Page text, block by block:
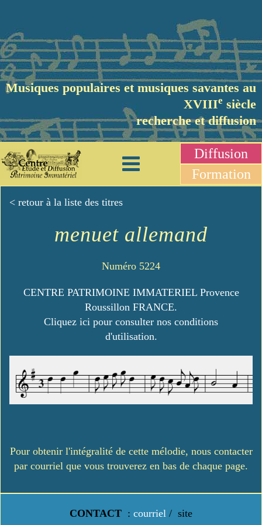
Musiques populaires et musiques savantes au
XVIIIe siècle
recherche et diffusion
Diffusion
Formation
< retour à la liste des titres
menuet allemand
Numéro 5224
CENTRE PATRIMOINE IMMATERIEL Provence
Roussillon FRANCE.
Cliquez ici pour consulter nos conditions
d'utilisation.
Pour obtenir l'intégralité de cette mélodie, nous contacter
par courriel que vous trouverez en bas de chaque page.
CONTACT : courriel / site